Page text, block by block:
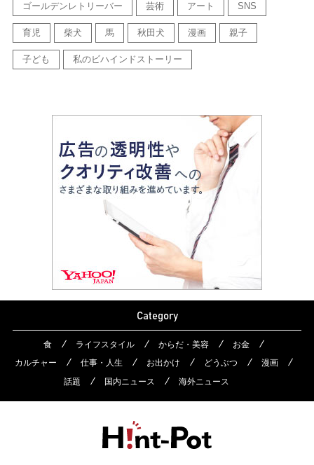
ゴールデンレトリーバー 芸術 アート SNS
育児 柴犬 馬 秋田犬 漫画 親子
子ども 私のビハインドストーリー
Category
食 ライフスタイル からだ・美容
お金
カルチャー
仕事・人生 お出かけ どうぶつ
漫画
話題
国内ニュース 海外ニュース